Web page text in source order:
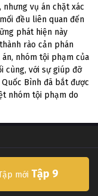
vụ án chặt xác
đều liên quan đến
phát hiện này
rào cản phán
nhóm tội phạm của
cùng, với sự giúp đỡ
Bình đã bắt được
nhóm tội phạm do
mới Tập 9